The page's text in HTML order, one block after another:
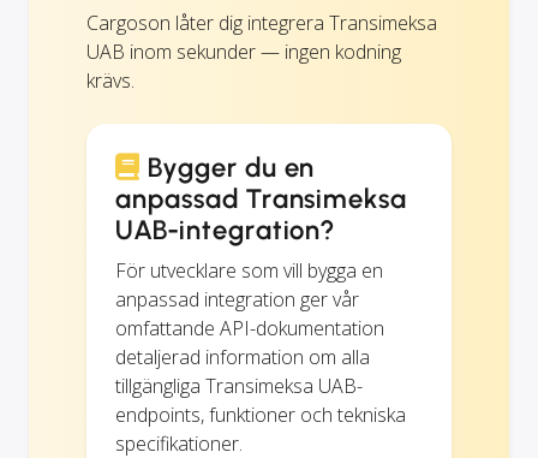
Cargoson låter dig integrera Transimeksa
UAB inom sekunder — ingen kodning
krävs.
Bygger du en
anpassad Transimeksa
UAB-integration?
För utvecklare som vill bygga en
anpassad integration ger vår
omfattande API-dokumentation
detaljerad information om alla
tillgängliga Transimeksa UAB-
endpoints, funktioner och tekniska
specifikationer.